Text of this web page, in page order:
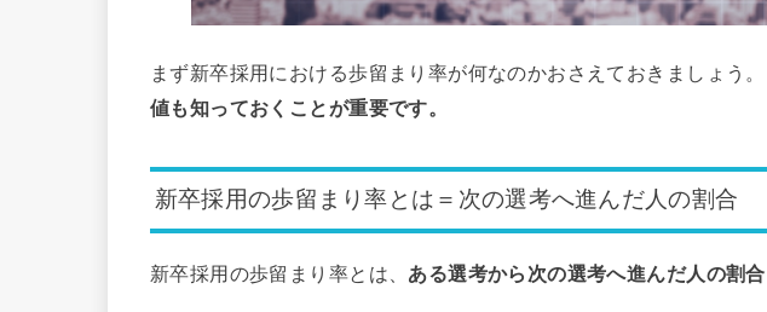
まず新卒採用における歩留まり率が何なのかおさえておきましょう。
値も知っておくことが重要です。
新卒採用の歩留まり率とは＝次の選考へ進んだ人の割合
新卒採用の歩留まり率とは、 ある選考から次の選考へ進んだ人の割合